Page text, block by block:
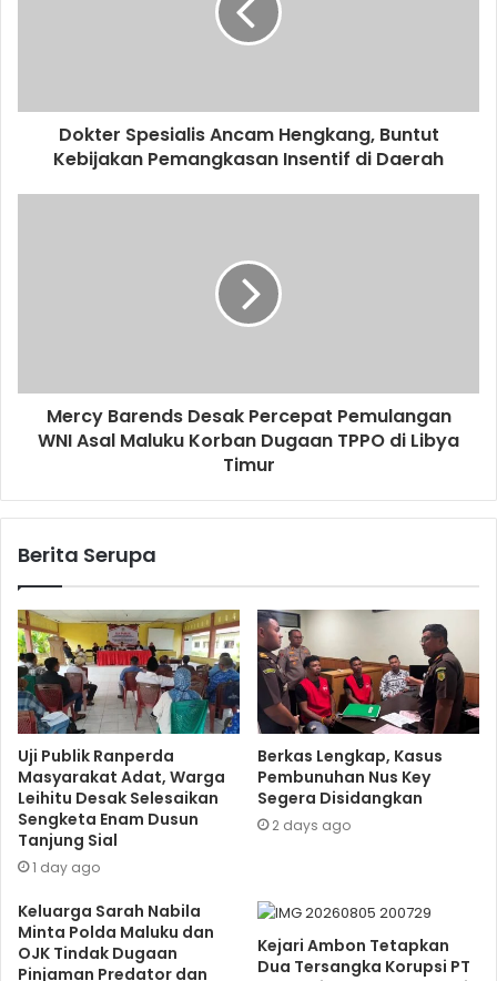
Dokter Spesialis Ancam Hengkang, Buntut
Kebijakan Pemangkasan Insentif di Daerah
Mercy Barends Desak Percepat Pemulangan
WNI Asal Maluku Korban Dugaan TPPO di Libya
Timur
Berita Serupa
Uji Publik Ranperda
Masyarakat Adat, Warga
Leihitu Desak Selesaikan
Sengketa Enam Dusun
Tanjung Sial
1 day ago
Berkas Lengkap, Kasus
Pembunuhan Nus Key
Segera Disidangkan
2 days ago
Keluarga Sarah Nabila
Minta Polda Maluku dan
OJK Tindak Dugaan
Pinjaman Predator dan
Kejari Ambon Tetapkan
Dua Tersangka Korupsi PT